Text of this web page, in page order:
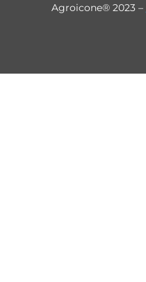
Agroicone® 2023 –